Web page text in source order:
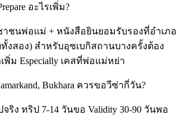
อะไรเพิ่ม?
าชนพ่อแม่ + หนังสือยินยอมรับรองที่อำเภอ
งสอง) สำหรับอุซเบกิสถานบางครั้งต้อง
พิ่ม Especially เคสที่พ่อแม่หย่า
Bukhara ควรขอวีซ่ากี่วัน?
ริง ทริป 7-14 วันขอ Validity 30-90 วันพอ